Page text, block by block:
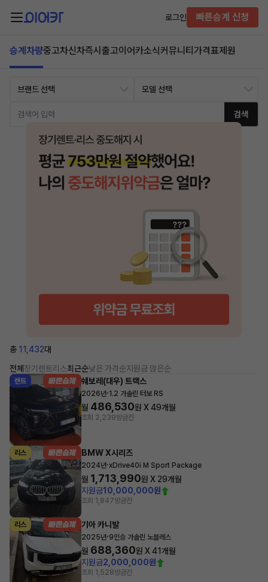
로그인 빠른승계 신청
승계차량중고차신차즉시출고이어카소식커뮤니티 가격표제원
검색
총 11,432대
전체 장기렌트리스최근순낮은 가격순지원금 많은순
렌트 쉐보레(대우) 트랙스
2026년·1.2 가솔린 터보 RS
월 486,530원 X49개월
조회 2,239방금전
리스 BMW X시리즈
2024년·xDrive40i M Sport Package
월 1,713,990원 X 29개월
지원금10,000,000원
조회 1,847방금전
리스 기아 카니발
2025년·9인승 가솔린 노블레스
월 688,360원 X41개월
지원금2,000,000원
조회 1,528방금전